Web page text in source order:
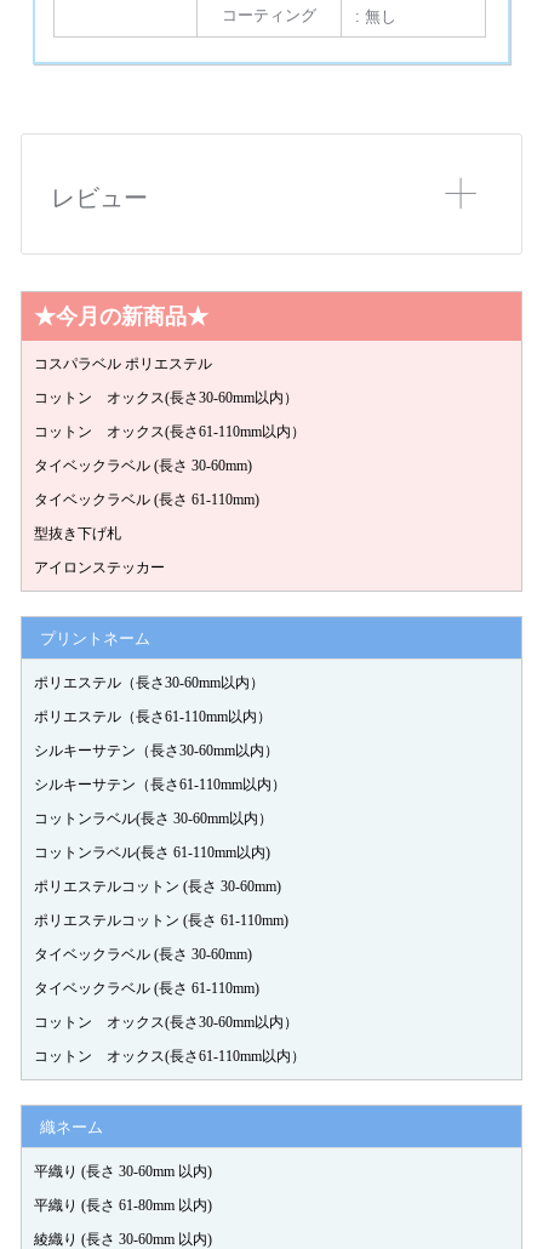
★今月の新商品★
コスパラベル ポリエステル
コットン オックス(長さ30-60mm以内）
コットン オックス(長さ61-110mm以内）
タイベックラベル (長さ 30-60mm)
タイベックラベル (長さ 61-110mm)
型抜き下げ札
アイロンステッカー
プリントネーム
ポリエステル（長さ30-60mm以内）
ポリエステル（長さ61-110mm以内）
シルキーサテン（長さ30-60mm以内）
シルキーサテン（長さ61-110mm以内）
コットンラベル(長さ 30-60mm以内）
コットンラベル(長さ 61-110mm以内)
ポリエステルコットン (長さ 30-60mm)
ポリエステルコットン (長さ 61-110mm)
タイベックラベル (長さ 30-60mm)
タイベックラベル (長さ 61-110mm)
コットン オックス(長さ30-60mm以内）
コットン オックス(長さ61-110mm以内）
織ネーム
平織り (長さ 30-60mm 以内)
平織り (長さ 61-80mm 以内)
綾織り (長さ 30-60mm 以内)
コーティング : 無し
レビュー
紙質の種類が沢山あるので助かりました。ありがとうございまし
た！
販売者
この度はありがとうございます。ご注文も併せてありがとうご
ざいました。 引き続き宜しくお願い致します。＾＾
2022-02-04
とても良いサンプルでした。 ...
販売者
ご請求頂きありがとうございました。 下げ札などご不明な点
ございましたら、お問い合わせ下さいませ。 宜しくお願い致
します。
2022-01-25